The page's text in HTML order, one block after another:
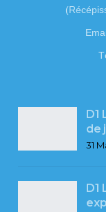
D1
de
31
D1